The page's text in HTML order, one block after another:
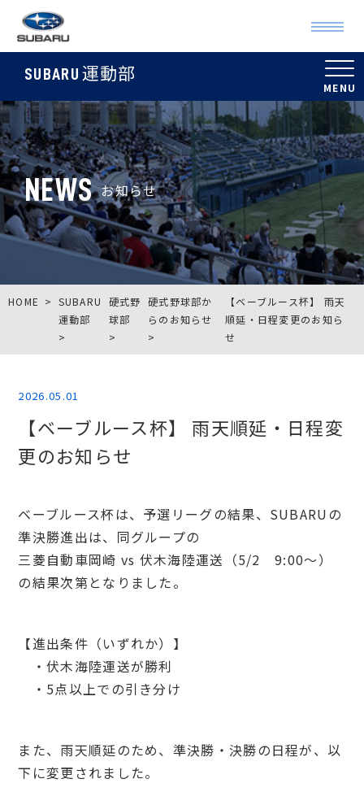
SUBARU 運動部
NEWS お知らせ
HOME
SUBARU
運動部
硬式野
球部
硬式野球部か
らのお知らせ
【ベーブルース杯】 雨天
順延・日程変更のお知ら
せ
2026.05.01
【ベーブルース杯】 雨天順延・日程変
更のお知らせ
ベーブルース杯は、予選リーグの結果、SUBARUの
準決勝進出は、同グループの
三菱自動車岡崎 vs 伏木海陸運送（5/2 9:00～）
の結果次第となりました。
【進出条件（いずれか）】
・伏木海陸運送が勝利
・5点以上での引き分け
また、雨天順延のため、準決勝・決勝の日程が、以
下に変更されました。